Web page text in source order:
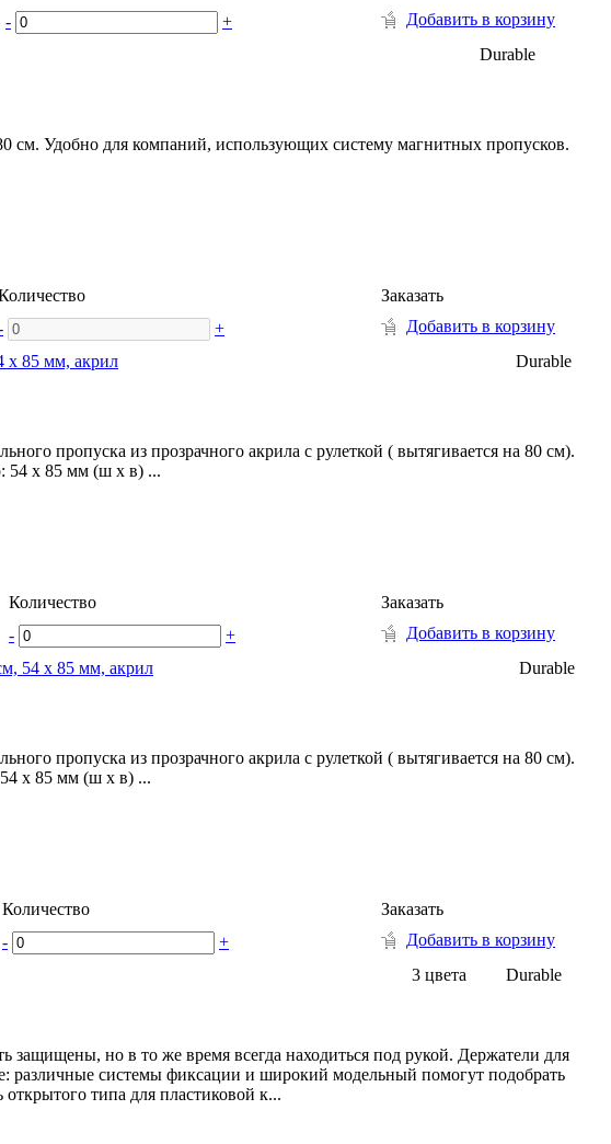
- +
Добавить в корзину
Durable
см. Удобно для компаний, использующих систему магнитных пропусков.
Заказать
+
Добавить в корзину
x 85 мм, акрил
Durable
пропуска из прозрачного акрила с рулеткой ( вытягивается на 80 см).
54 x 85 мм (ш x в) ...
Количество
Заказать
- +
Добавить в корзину
54 x 85 мм, акрил
Durable
пропуска из прозрачного акрила с рулеткой ( вытягивается на 80 см).
x 85 мм (ш x в) ...
Количество
Заказать
- +
Добавить в корзину
3 цвета Durable
но в то же время всегда находиться под рукой. Держатели для
различные системы фиксации и широкий модельный помогут подобрать
типа для пластиковой к...